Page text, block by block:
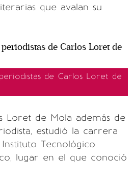
que avalan su
de Carlos Loret de
Loret de Mola además de
estudió la carrera
Tecnológico
lugar en el que conoció